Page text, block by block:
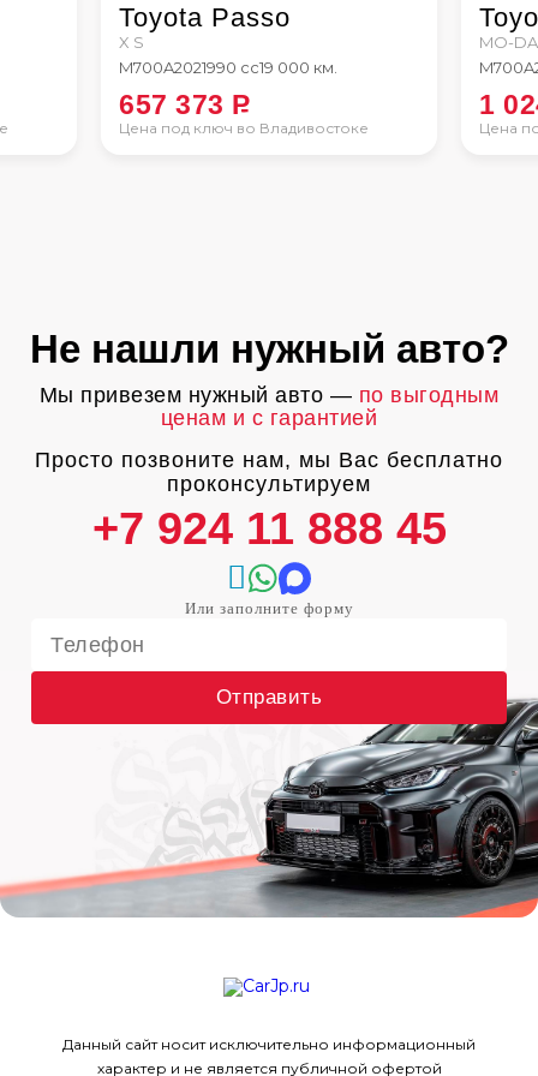
Toyota Passo
X S
M700A2021990 сс19 000 км.
Цена под ключ во Владивостоке
657 373 P
MO-DA
M700A
Цена
1
Не нашли нужный авто?
Мы привезем нужный авто — по выгодным
ценам и с гарантией
Просто позвоните нам, мы Вас бесплатно
проконсультируем
+7 924 11 888 45
Отправить
Данный сайт носит исключительно информационный
характер и не является публичной офертой